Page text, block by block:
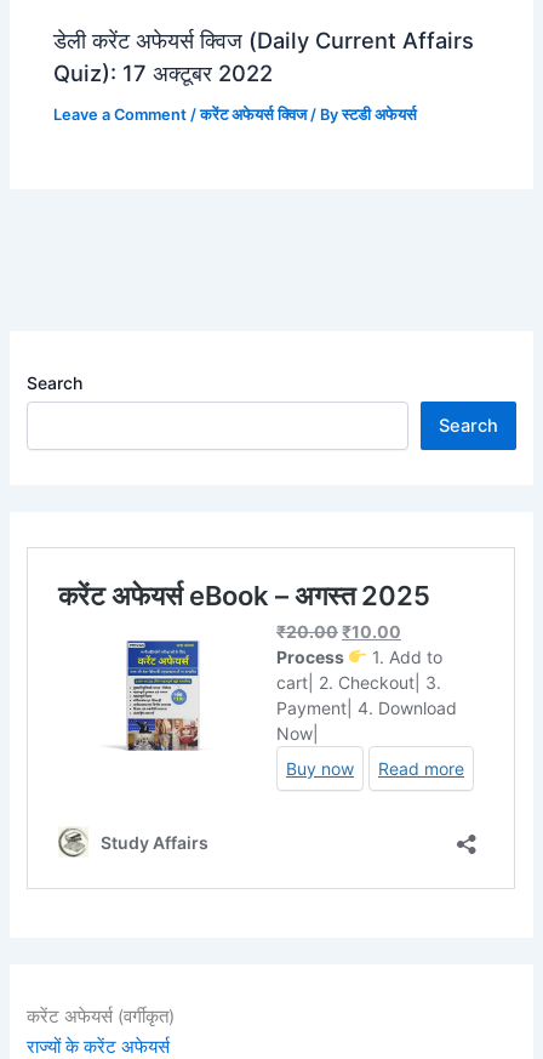
डेली करेंट अफेयर्स क्विज (Daily Current Affairs
Quiz): 17 अक्टूबर 2022
Leave a Comment /करेंट अफेयर्स क्विज/ Byस्टडी अफेयर्स
Search
Search
करेंट अफेयर्स (वर्गीकृत)
राज्यों के करेंट अफेयर्स